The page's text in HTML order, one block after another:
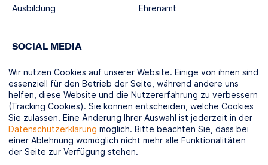
Ausbildung
Ehrenamt
SOCIAL MEDIA
KOOPERATIONSPARTNER
Wir nutzen Cookies auf unserer Website. Einige von ihnen sind
essenziell für den Betrieb der Seite, während andere uns
helfen, diese Website und die Nutzererfahrung zu verbessern
(Tracking Cookies). Sie können entscheiden, welche Cookies
Sie zulassen. Eine Änderung Ihrer Auswahl ist jederzeit in der
Datenschutzerklärung möglich. Bitte beachten Sie, dass bei
einer Ablehnung womöglich nicht mehr alle Funktionalitäten
der Seite zur Verfügung stehen.